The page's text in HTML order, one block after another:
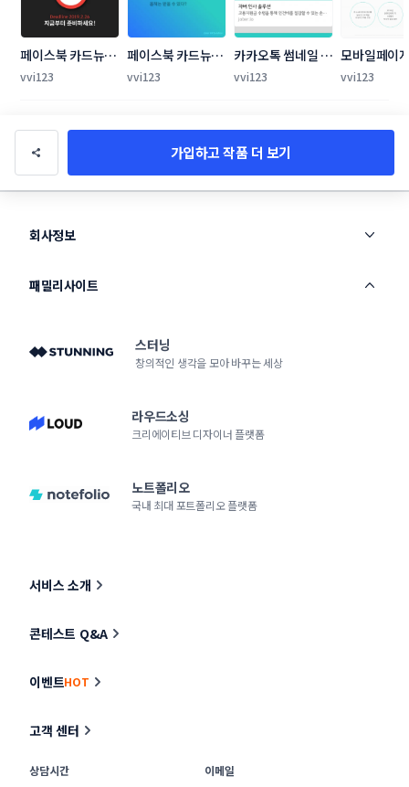
페이스북 카드뉴스
디자인
vvi123
페이스북 카드뉴스
디자인
vvi123
카카오톡 썸네일 디
자인
vvi123
모바일페이
인
vvi123
가입하고 작품 더 보기
회사정보
패밀리사이트
스터닝
창의적인 생각을 모아 바꾸는 세상
라우드소싱
크리에이티브 디자이너 플랫폼
노트폴리오
국내 최대 포트폴리오 플랫폼
서비스 소개
콘테스트 Q&A
이벤트HOT
고객 센터
상담시간
이메일